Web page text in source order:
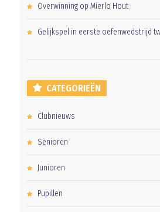
Overwinning op Mierlo Hout
Gelijkspel in eerste oefenwedstrijd
CATEGORIEËN
Clubnieuws
Senioren
Junioren
Pupillen